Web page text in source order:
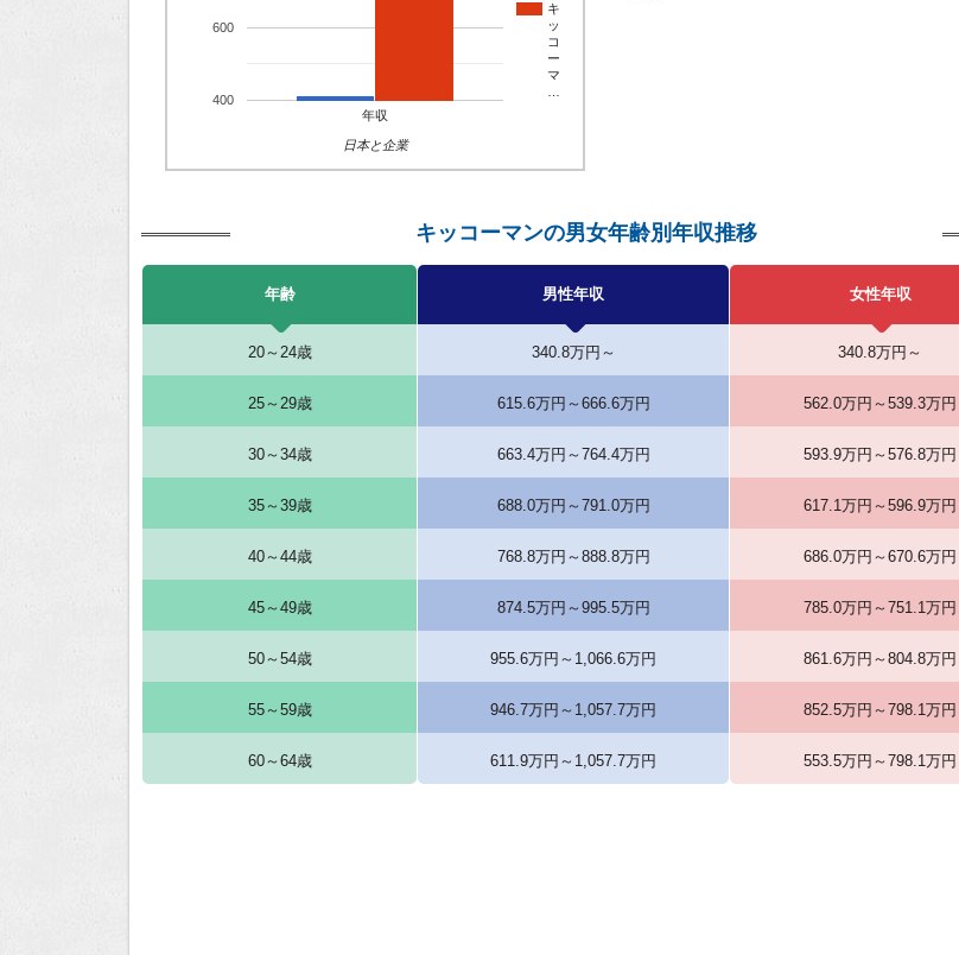
キ
ッ
コ
ー
マ
年収
400
600
日本と企業
キッコーマンの男女年齢別年収推移
年齢 男性年収 女性年収
20～24歳 340.8万円～ 340.8万円～
25～29歳 615.6万円～666.6万円 562.0万円～539.3万円
30～34歳 663.4万円～764.4万円 593.9万円～576.8万円
35～39歳 688.0万円～791.0万円 617.1万円～596.9万円
40～44歳 768.8万円～888.8万円 686.0万円～670.6万円
45～49歳 874.5万円～995.5万円 785.0万円～751.1万円
50～54歳 955.6万円～1,066.6万円 861.6万円～804.8万円
55～59歳 946.7万円～1,057.7万円 852.5万円～798.1万円
60～64歳 611.9万円～1,057.7万円 553.5万円～798.1万円